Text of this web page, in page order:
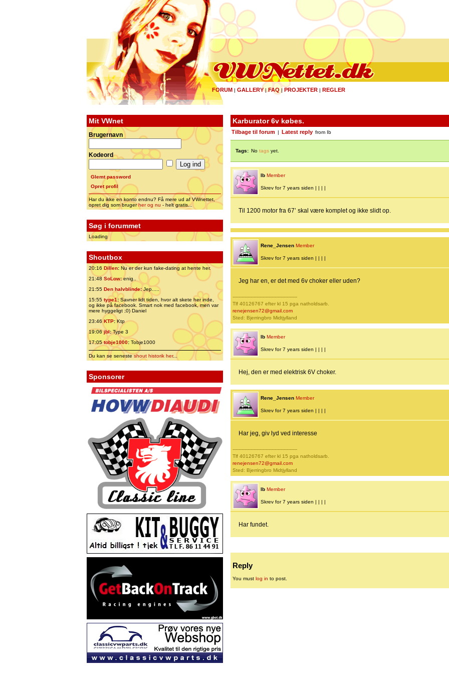
FORUM | GALLERY|FAQ | PROJEKTER | REGLER
Mit VWnet
Brugernavn
Kodeord
Glemt password
Opret profil
Har du ikke en konto endnu? Få mere ud af VWnettet,
opret dig som brugerher og nu - helt gratis...
Søg i forummet
Loading
Shoutbox
20:16 Dillen: Nu er der kun fake-dating at hente her.
21:48 SoLow:enig..
21:55 Den halvblinde:Jep.....
15:55 type1:Savner lidt tiden, hvor alt skete her inde,
og ikke på facebook. Smart nok med facebook, men var
mere hyggeligt ;0) Daniel
23:46 KTP:Ktp
19:06jbl:Type 3
17:05tobje1000: Tobje1000
Du kan se senesteshout historik her...
Sponsorer
Karburator 6v købes.
Tilbage til forum Latest reply from Ib
Tags: No tags yet.
Ib Member
Skrev for 7 years siden | | | |
Til 1200 motor fra 67’ skal være komplet og ikke slidt op.
Rene_Jensen Member
Skrev for 7 years siden | | | |
Jeg har en, er det med 6v choker eller uden?
-------------------------------------------
Tlf 40126767 efter kl 15 pga natholdsarb.
renejensen72@gmail.com
Sted: Bjerringbro Midtjylland
Ib Member
Skrev for 7 years siden | | | |
Hej, den er med elektrisk 6V choker.
Rene_Jensen Member
Skrev for 7 years siden | | | |
Har jeg, giv lyd ved interesse
-------------------------------------------
Tlf 40126767 efter kl 15 pga natholdsarb.
renejensen72@gmail.com
Sted: Bjerringbro Midtjylland
Ib Member
Skrev for 7 years siden | | | |
Har fundet.
Reply
You must log in to post.